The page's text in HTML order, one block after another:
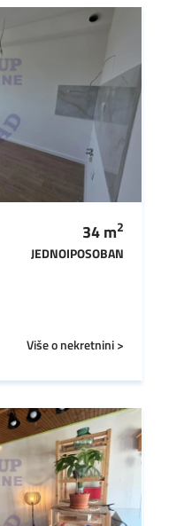
34m2
JEDNOIPOSOBAN
Više o nekretnini >